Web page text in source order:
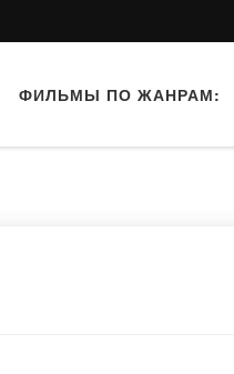
ФИЛЬМЫ ПО ЖАНРАМ: